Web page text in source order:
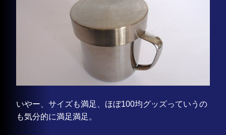
いやー、サイズも満足、ほぼ100均グッズっていうの
も気分的に満足満足。